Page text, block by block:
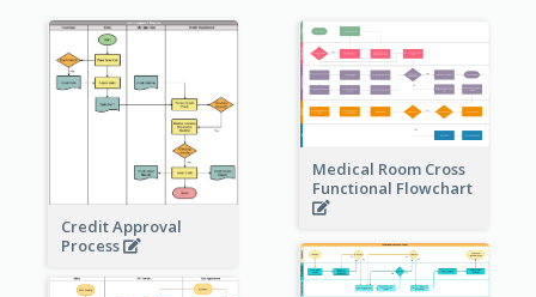
Credit Approval
Process
Medical Room Cross
Functional Flowchart